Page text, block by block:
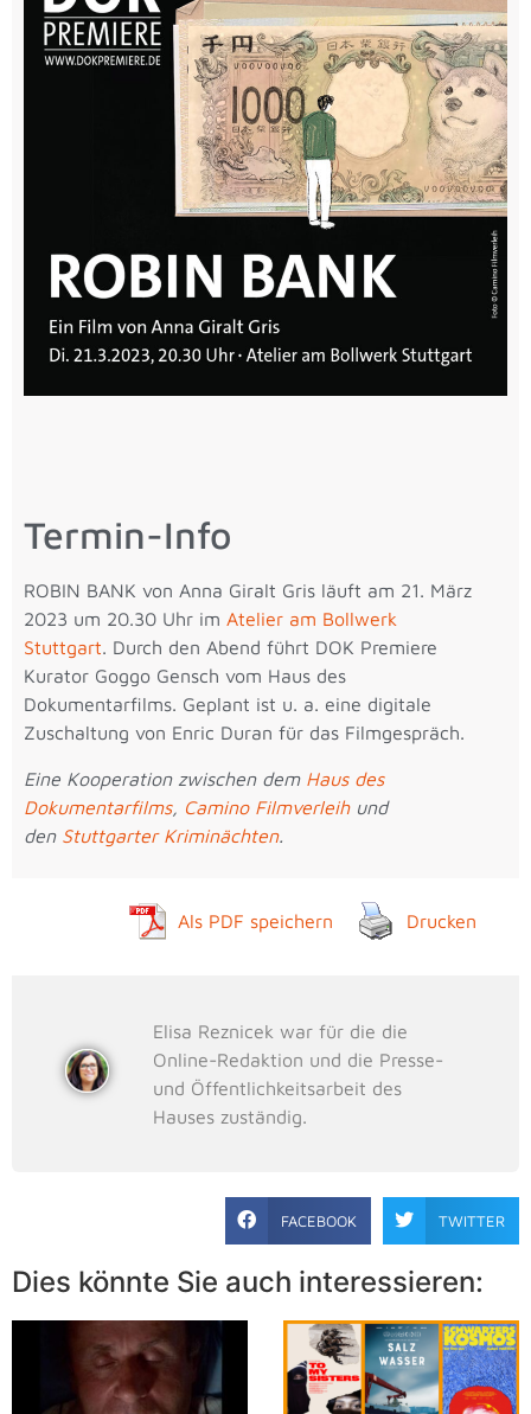
Termin-Info
ROBIN BANK von Anna Giralt Gris läuft am 21. März
2023 um 20.30 Uhr im Atelier am Bollwerk
Stuttgart. Durch den Abend führt DOK Premiere
Kurator Goggo Gensch vom Haus des
Dokumentarfilms. Geplant ist u. a. eine digitale
Zuschaltung von Enric Duran für das Filmgespräch.
Eine Kooperation zwischen dem Haus des
Dokumentarfilms, Camino Filmverleihund
den Stuttgarter Kriminächten.
Als PDF speichern Drucken
Elisa Reznicek war für die die
Online-Redaktion und die Presse-
und Öffentlichkeitsarbeit des
Hauses zuständig.
FACEBOOK TWITTER
Dies könnte Sie auch interessieren: